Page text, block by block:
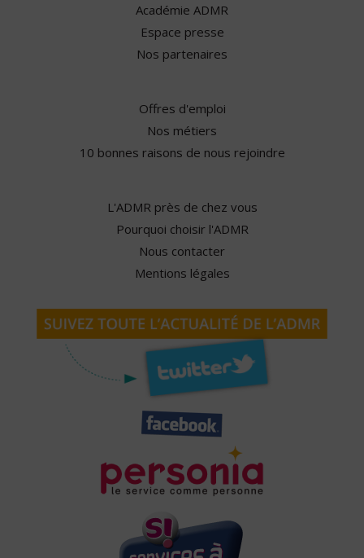
Académie ADMR
Espace presse
Nos partenaires
Offres d'emploi
Nos métiers
10 bonnes raisons de nous rejoindre
L'ADMR près de chez vous
Pourquoi choisir l'ADMR
Nous contacter
Mentions légales